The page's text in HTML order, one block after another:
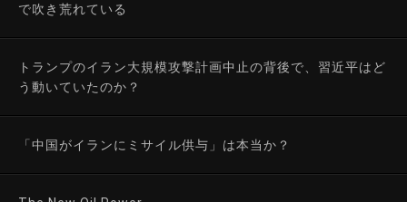
で吹き荒れている
トランプのイラン大規模攻撃計画中止の背後で、習近平はど
う動いていたのか？
「中国がイランにミサイル供与」は本当か？